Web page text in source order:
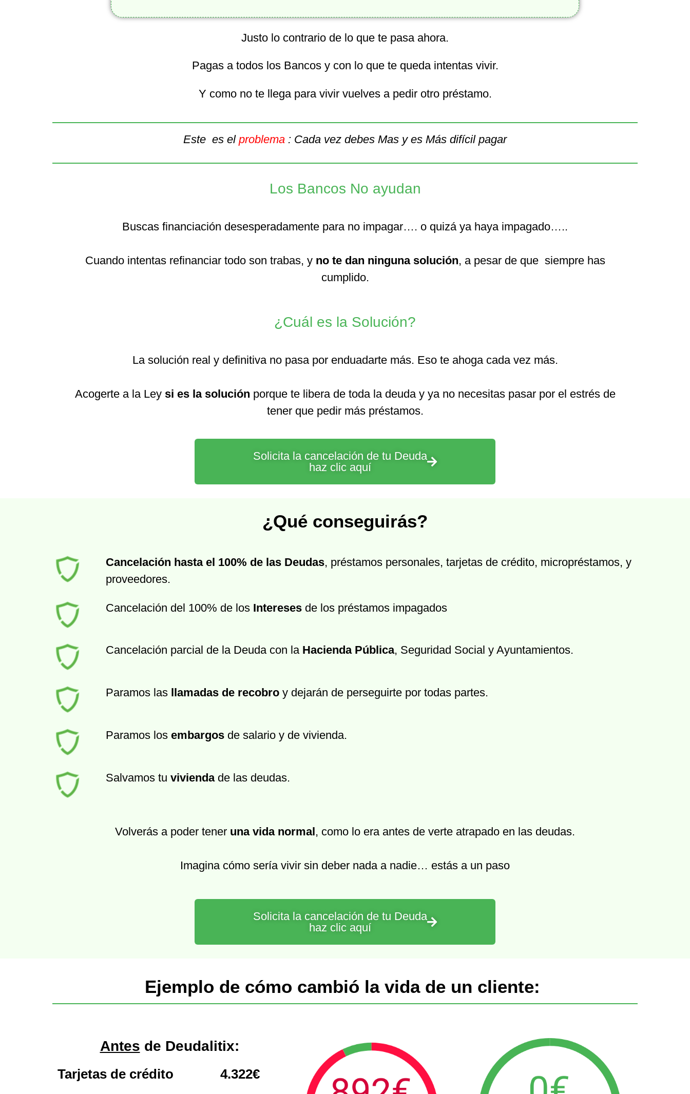
Justo lo contrario de lo que te pasa ahora.
Pagas a todos los Bancos y con lo que te queda intentas vivir.
Y como no te llega para vivir vuelves a pedir otro préstamo.
Este es el problema : Cada vez debes Mas y es Más difícil pagar
Los Bancos No ayudan
Buscas financiación desesperadamente para no impagar…. o quizá ya haya impagado…..
Cuando intentas refinanciar todo son trabas, y no te dan ninguna solución, a pesar de que siempre has
cumplido.
¿Cuál es la Solución?
La solución real y definitiva no pasa por enduadarte más. Eso te ahoga cada vez más.
Acogerte a la Ley si es la solución porque te libera de toda la deuda y ya no necesitas pasar por el estrés de
tener que pedir más préstamos.
Solicita la cancelación de tu Deuda
haz clic aquí
¿Qué conseguirás?
Cancelación hasta el 100% de las Deudas, préstamos personales, tarjetas de crédito, micropréstamos, y
proveedores.
Cancelación del 100% de los Interesesde los préstamos impagados
Cancelación parcial de la Deuda con la Hacienda Pública, Seguridad Social y Ayuntamientos.
Paramos las llamadas de recobroy dejarán de perseguirte por todas partes.
Paramos los embargosde salario y de vivienda.
Salvamos tu viviendade las deudas.
Volverás a poder tener una vida normal , como lo era antes de verte atrapado en las deudas.
Imagina cómo sería vivir sin deber nada a nadie… estás a un paso
Solicita la cancelación de tu Deuda
haz clic aquí
Ejemplo de cómo cambió la vida de un cliente:
Antes de Deudalitix:
Tarjetas de crédito 4.322€